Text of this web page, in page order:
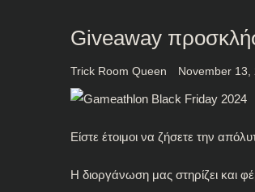
Giveaway
Trick Room Queen November 13,
Είστε έτοιμοι να ζήσετε την
Η διοργάνωση μας στηρίζει και